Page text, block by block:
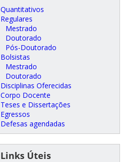
Quantitativos
Regulares
Mestrado
Doutorado
Pós-Doutorado
Bolsistas
Mestrado
Doutorado
Disciplinas Oferecidas
Corpo Docente
Teses e Dissertações
Egressos
Defesas agendadas
Links Úteis